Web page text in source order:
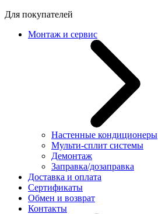
Для покупателей
Монтаж и сервис
Настенные кондиционеры
Мульти-сплит системы
Демонтаж
Заправка/дозаправка
Доставка и оплата
Сертификаты
Обмен и возврат
Контакты